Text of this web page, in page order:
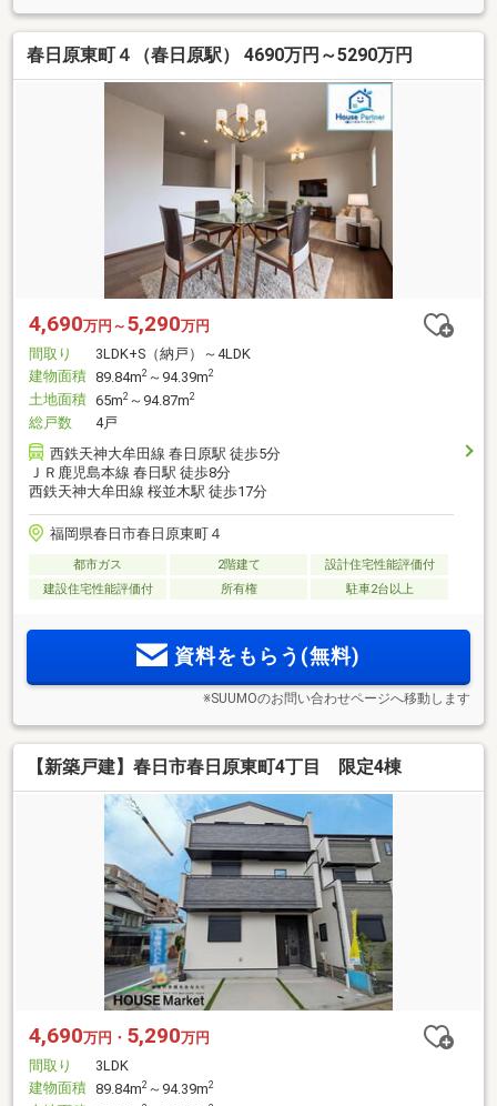
春日原東町４（春日原駅） 4690万円～5290万円
4,690万円～ 5,290万円
間取り
3LDK+S（納戸）～4LDK
建物面積 89.84m2 ～94.39m2
土地面積 65m2 ～94.87m2
総戸数
4戸
西鉄天神大牟田線 春日原駅 徒歩5分
ＪＲ鹿児島本線 春日駅 徒歩8分
西鉄天神大牟田線 桜並木駅 徒歩17分
福岡県春日市春日原東町４
都市ガス 2階建て
設計住宅性能評価付
建設住宅性能評価付
所有権 駐車2台以上
資料をもらう(無料)
※SUUMOのお問い合わせページへ移動します
【新築戸建】春日市春日原東町4丁目 限定4棟
4,690万円・ 5,290万円
間取り
3LDK
建物面積 89.84m2 ～94.39m2